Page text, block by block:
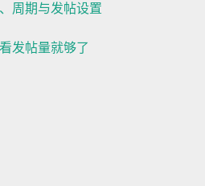
周期与发帖设置
发帖量就够了